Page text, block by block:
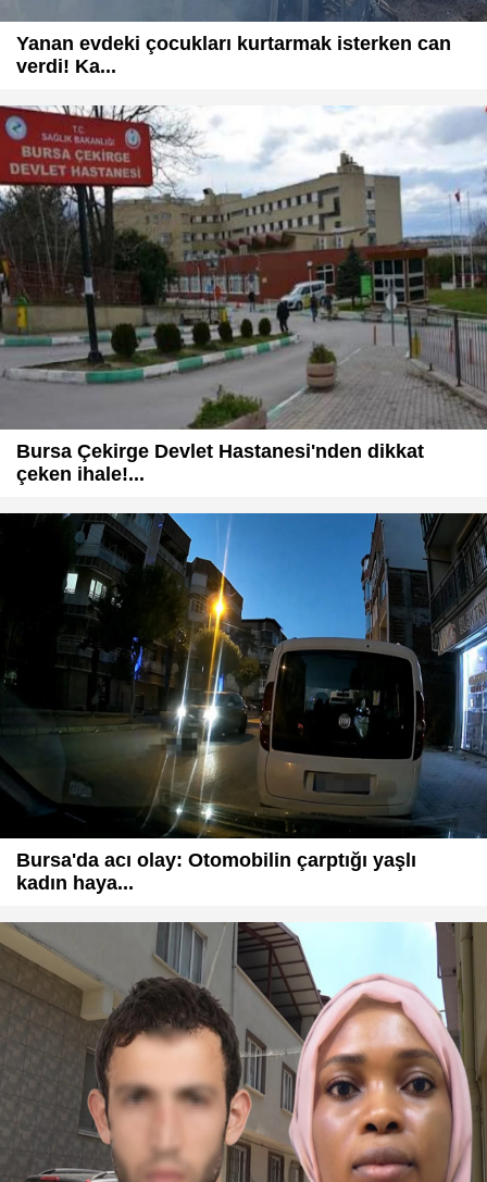
Yanan evdeki çocukları kurtarmak isterken can
verdi! Ka...
Bursa Çekirge Devlet Hastanesi'nden dikkat
çeken ihale!...
Bursa'da acı olay: Otomobilin çarptığı yaşlı
kadın haya...